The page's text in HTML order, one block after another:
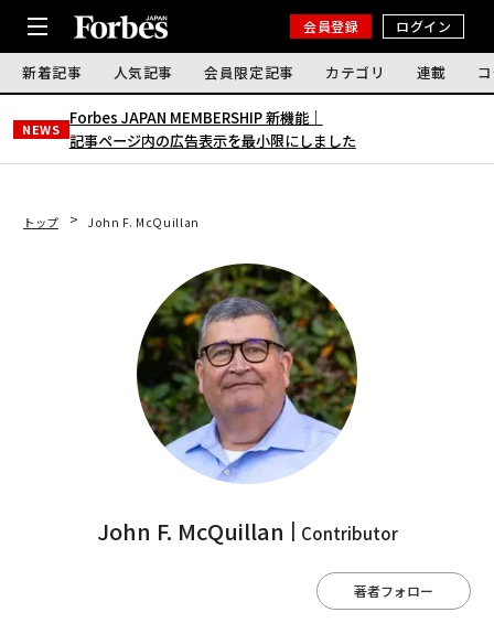
会員登録 ログイン
新着記事 人気記事 会員限定記事 カテゴリ 連載
NEWS
Forbes JAPAN MEMBERSHIP 新機能｜
記事ページ内の広告表示を最小限にしました
トップ John F. McQuillan
John F. McQuillan Contributor
著者フォロー